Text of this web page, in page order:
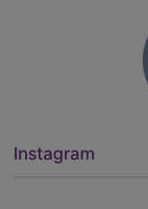
Instagram